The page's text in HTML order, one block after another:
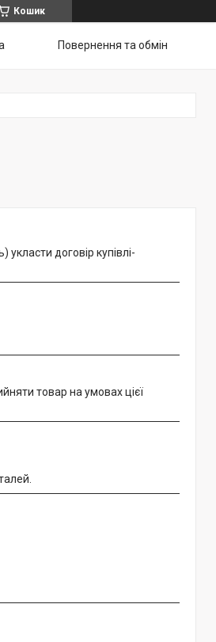
Кошик
Повернення та обмін
договір купівлі-
товар на умовах цієї